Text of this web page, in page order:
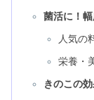
菌活に！
人気の
栄養・
きのこの